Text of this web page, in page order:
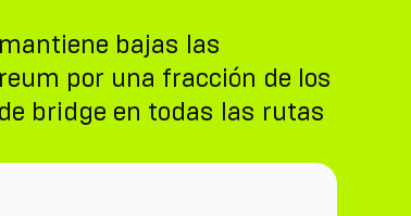
bajas las
por una fracción de los
bridge en todas las rutas